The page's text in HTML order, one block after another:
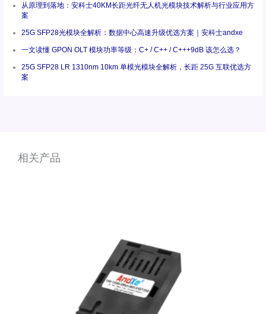
从原理到落地：安科士40KM长距光纤无人机光模块技术解析与行业应用方
案
25G SFP28光模块全解析：数据中心高速升级优选方案｜安科士andxe
一文读懂 GPON OLT 模块功率等级：C+ / C++ / C+++9dB 该怎么选？
25G SFP28 LR 1310nm 10km 单模光模块全解析，长距 25G 互联优选方
案
相关产品